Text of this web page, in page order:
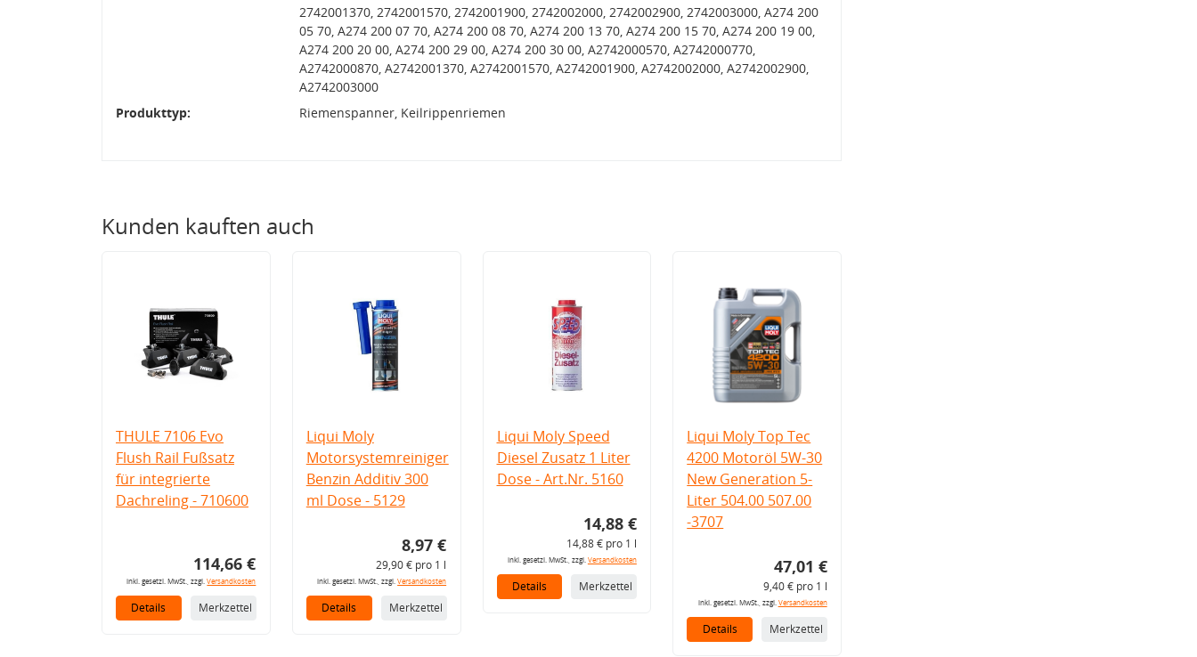
2742001370, 2742001570, 2742001900, 2742002000, 2742002900, 2742003000, A274 200
05 70, A274 200 07 70, A274 200 08 70, A274 200 13 70, A274 200 15 70, A274 200 19 00,
A274 200 20 00, A274 200 29 00, A274 200 30 00, A2742000570, A2742000770,
A2742000870, A2742001370, A2742001570, A2742001900, A2742002000, A2742002900,
A2742003000
Produkttyp:
Riemenspanner, Keilrippenriemen
Kunden kauften auch
THULE 7106 Evo
Flush Rail Fußsatz
für integrierte
Dachreling - 710600
114,66 €
inkl. gesetzl. MwSt., zzgl.Versandkosten
Details Merkzettel
Liqui Moly
Motorsystemreiniger
Benzin Additiv 300
ml Dose - 5129
8,97 €
29,90 € pro 1 l
inkl. gesetzl. MwSt., zzgl.Versandkosten
Details Merkzettel
Liqui Moly Speed
Diesel Zusatz 1 Liter
Dose - Art.Nr. 5160
14,88 €
14,88 € pro 1 l
inkl. gesetzl. MwSt., zzgl. Versandkosten
Details Merkzettel
Liqui Moly Top Tec
4200 Motoröl 5W-30
New Generation 5-
Liter 504.00 507.00
-3707
47,01 €
9,40 € pro 1 l
inkl. gesetzl. MwSt., zzgl. Versandkosten
Details Merkzettel